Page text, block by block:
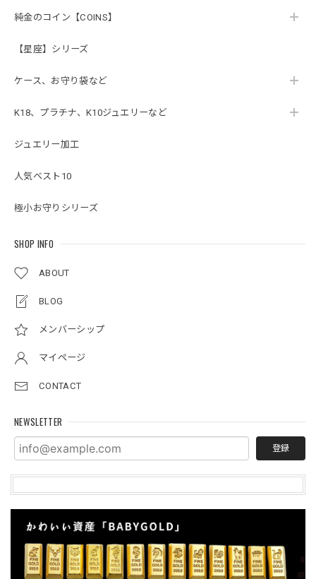
純金のコイン【COINS】
【星座】シリーズ
ケース、お守り袋など
K18、プラチナ、K10ジュエリーなど
ジュエリー加工
人気ベスト10
極小お守りシリーズ
SHOP INFO
ABOUT
BLOG
メンバーシップ
マイページ
CONTACT
NEWSLETTER
登録